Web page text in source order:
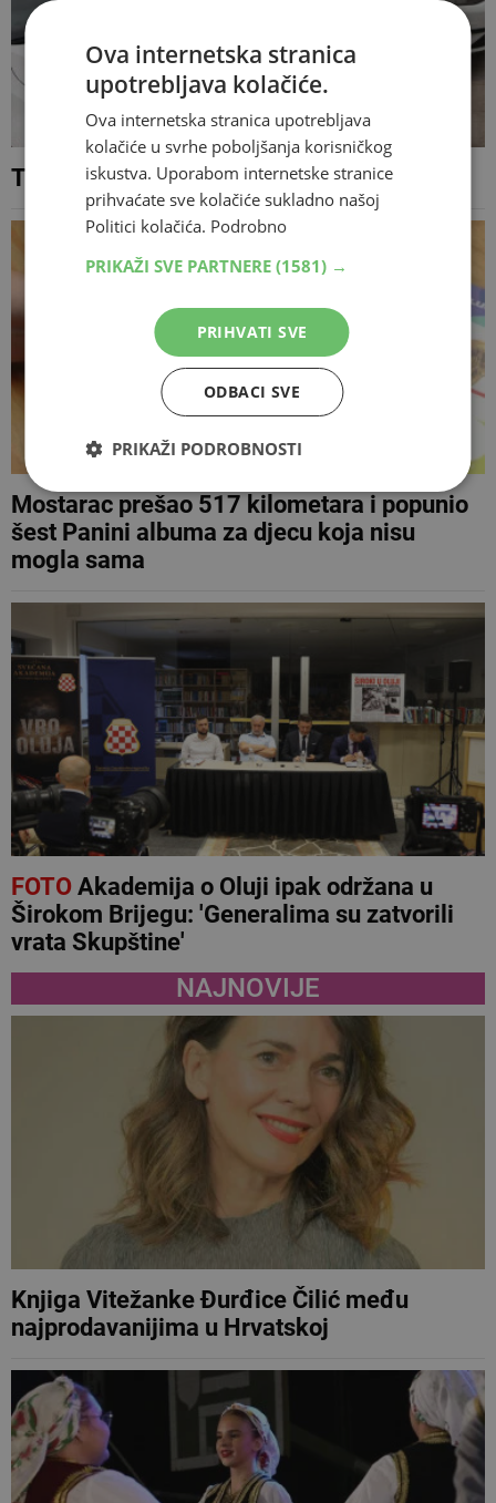
Tri vozila sudarila se kod Širokog Brijega
Mostarac prešao 517 kilometara i popunio
šest Panini albuma za djecu koja nisu
mogla sama
FOTOAkademija o Oluji ipak održana u
Širokom Brijegu: 'Generalima su zatvorili
vrata Skupštine'
NAJNOVIJE
Knjiga Vitežanke Đurđice Čilić među
najprodavanijima u Hrvatskoj
Ova internetska stranica
upotrebljava kolačiće.
Ova internetska stranica upotrebljava
kolačiće u svrhe poboljšanja korisničkog
iskustva. Uporabom internetske stranice
prihvaćate sve kolačiće sukladno našoj
Politici kolačića. Podrobno
PRIKAŽI SVE PARTNERE (1581) →
PRIHVATI SVE
ODBACI SVE
PRIKAŽI PODROBNOSTI